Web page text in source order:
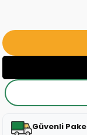
Güvenli